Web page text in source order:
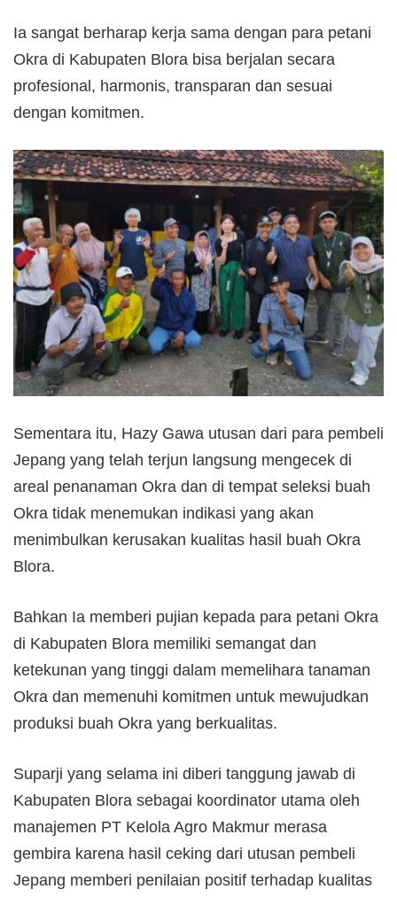
Ia sangat berharap kerja sama dengan para petani
Okra di Kabupaten Blora bisa berjalan secara
profesional, harmonis, transparan dan sesuai
dengan komitmen.
Sementara itu, Hazy Gawa utusan dari para pembeli
Jepang yang telah terjun langsung mengecek di
areal penanaman Okra dan di tempat seleksi buah
Okra tidak menemukan indikasi yang akan
menimbulkan kerusakan kualitas hasil buah Okra
Blora.
Bahkan Ia memberi pujian kepada para petani Okra
di Kabupaten Blora memiliki semangat dan
ketekunan yang tinggi dalam memelihara tanaman
Okra dan memenuhi komitmen untuk mewujudkan
produksi buah Okra yang berkualitas.
Suparji yang selama ini diberi tanggung jawab di
Kabupaten Blora sebagai koordinator utama oleh
manajemen PT Kelola Agro Makmur merasa
gembira karena hasil ceking dari utusan pembeli
Jepang memberi penilaian positif terhadap kualitas